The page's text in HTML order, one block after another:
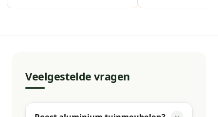
Veelgestelde vragen